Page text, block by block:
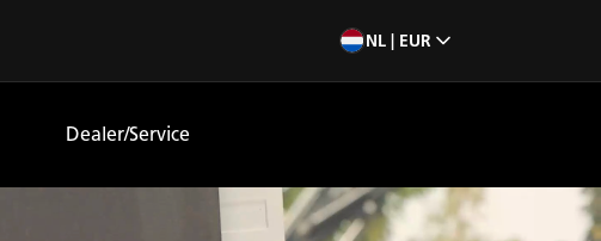
NL | EUR
Dealer/Service